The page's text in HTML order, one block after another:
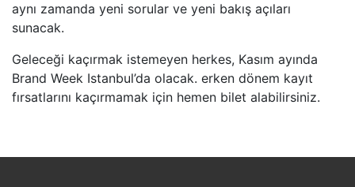
aynı zamanda yeni sorular ve yeni bakış açıları
sunacak.
Geleceği kaçırmak istemeyen herkes, Kasım ayında
Brand Week Istanbul’da olacak. erken dönem kayıt
fırsatlarını kaçırmamak için hemen bilet alabilirsiniz.